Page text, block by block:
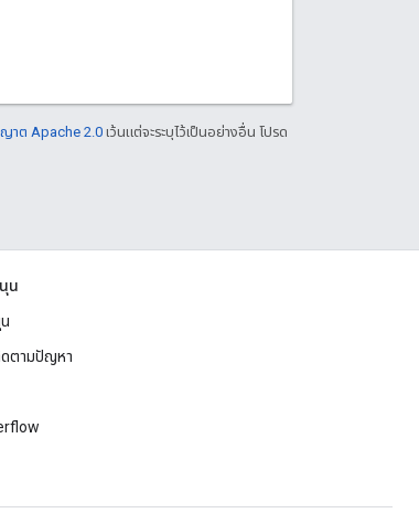
าต Apache 2.0เว้นแต่จะระบุไว้เป็นอย่างอื่น โปรด
น
ตามปัญหา